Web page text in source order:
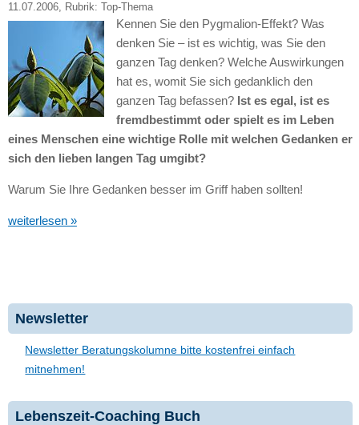
11.07.2006, Rubrik: Top-Thema
Kennen Sie den Pygmalion-Effekt? Was
denken Sie – ist es wichtig, was Sie den
ganzen Tag denken? Welche Auswirkungen
hat es, womit Sie sich gedanklich den
ganzen Tag befassen? Ist es egal, ist es
fremdbestimmt oder spielt es im Leben
eines Menschen eine wichtige Rolle mit welchen Gedanken er
sich den lieben langen Tag umgibt?
Warum Sie Ihre Gedanken besser im Griff haben sollten!
weiterlesen »
Newsletter
Newsletter Beratungskolumne bitte kostenfrei einfach
mitnehmen!
Lebenszeit-Coaching Buch